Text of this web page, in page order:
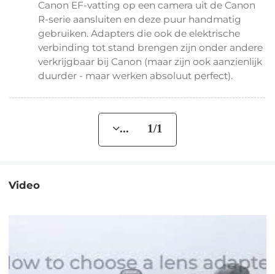
Canon EF-vatting op een camera uit de Canon
R-serie aansluiten en deze puur handmatig
gebruiken. Adapters die ook de elektrische
verbinding tot stand brengen zijn onder andere
verkrijgbaar bij Canon (maar zijn ook aanzienlijk
duurder - maar werken absoluut perfect).
... 1/1
Video